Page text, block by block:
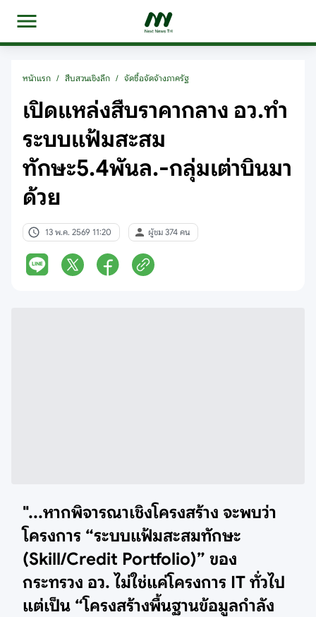
หน้าแรก / สืบสวนเชิงลึก / จัดซื้อจัดจ้างภาครัฐ
เปิดแหล่งสืบราคากลาง อว.ทำ
ระบบแฟ้มสะสม
ทักษะ5.4พันล.-กลุ่มเต่าบินมา
ด้วย
13 พ.ค. 2569 11:20 ผู้ชม 374 คน
"...หากพิจารณาเชิงโครงสร้าง จะพบว่า
โครงการ “ระบบแฟ้มสะสมทักษะ
(Skill/Credit Portfolio)” ของ
กระทรวง อว. ไม่ใช่แค่โครงการ IT ทั่วไป
แต่เป็น “โครงสร้างพื้นฐานข้อมูลกำลัง